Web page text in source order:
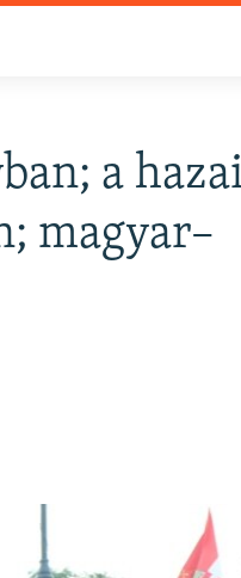
a
magyar–